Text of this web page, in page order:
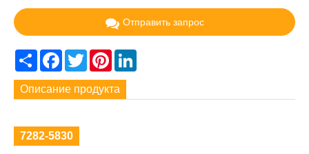
Отправить запрос
ShareFacebook
TwitterPinterest
Описание продукта
7282-5830